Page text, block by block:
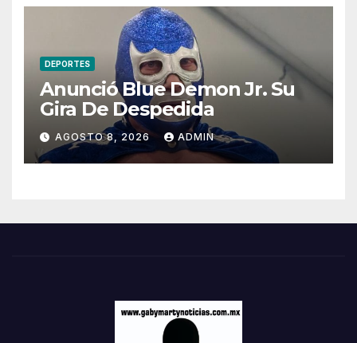
DEPORTES
Anunció Blue Demon Jr. Su
Gira De Despedida
AGOSTO 8, 2026 ADMIN